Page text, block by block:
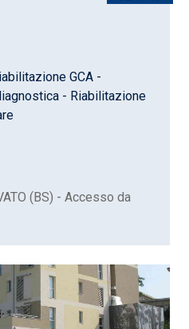
GCA -
- Riabilitazione
(BS) - Accesso da